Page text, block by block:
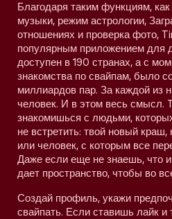
Благодаря таким функциям,
музыки, режим астрологии,
отношениях и проверка фото,
популярным приложением для
доступен в 190 странах, а с
знакомства по свайпам, было
миллиардов пар. За каждой из
человек. И в этом весь смысл.
знакомишься с людьми,
не встретить: твой новый
или человек, с которым все
Даже если еще не знаешь, что
дает пространство, чтобы во
Создай профиль, укажи
свайпать. Если ставишь лайк и